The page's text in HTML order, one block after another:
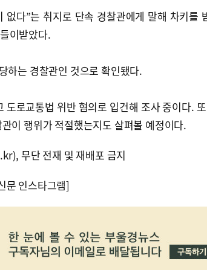
없다”는 취지로 단속 경찰관에게 말해 차키를
이받았다.
하는 경찰관인 것으로 확인됐다.
도로교통법 위반 혐의로 입건해 조사 중이다.
이 행위가 적절했는지도 살펴볼 예정이다.
무단 전재 및 재배포 금지
문 인스타그램]